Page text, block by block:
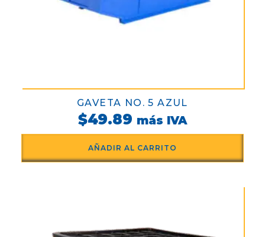
GAVETA NO. 5 AZUL
$49.89 más IVA
AÑADIR AL CARRITO